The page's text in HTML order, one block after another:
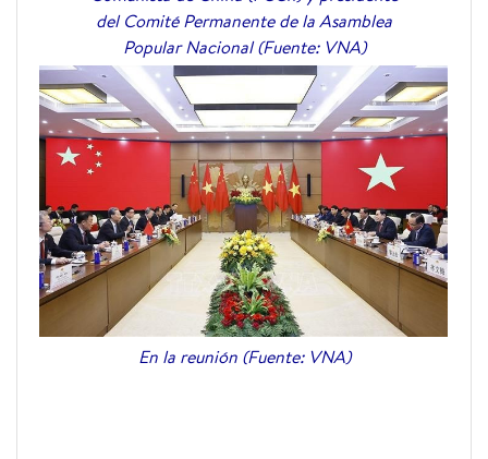
del Comité Permanente de la Asamblea
Popular Nacional (Fuente: VNA)
En la reunión (Fuente: VNA)